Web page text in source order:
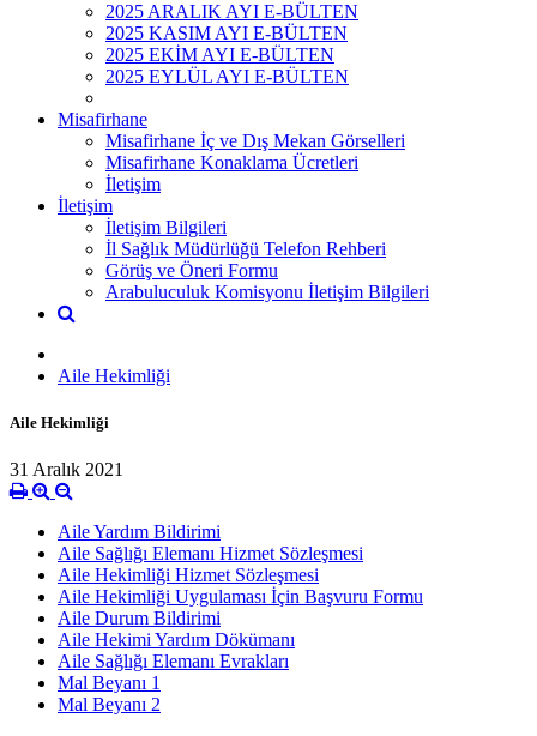
2025 ARALIK AYI E-BÜLTEN
2025 KASIM AYI E-BÜLTEN
2025 EKİM AYI E-BÜLTEN
2025 EYLÜL AYI E-BÜLTEN
Misafirhane
Misafirhane İç ve Dış Mekan Görselleri
Misafirhane Konaklama Ücretleri
İletişim
İletişim
İletişim Bilgileri
İl Sağlık Müdürlüğü Telefon Rehberi
Görüş ve Öneri Formu
Arabuluculuk Komisyonu İletişim Bilgileri
Aile Hekimliği
Aile Hekimliği
31 Aralık 2021
Aile Yardım Bildirimi
Aile Sağlığı Elemanı Hizmet Sözleşmesi
Aile Hekimliği Hizmet Sözleşmesi
Aile Hekimliği Uygulaması İçin Başvuru Formu
Aile Durum Bildirimi
Aile Hekimi Yardım Dökümanı
Aile Sağlığı Elemanı Evrakları
Mal Beyanı 1
Mal Beyanı 2